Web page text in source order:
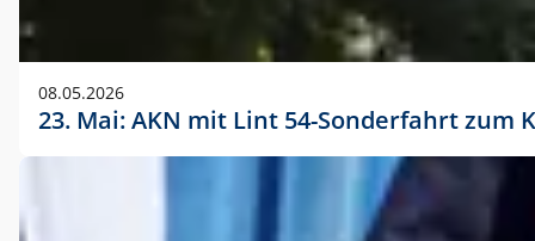
08.05.2026
23. Mai: AKN mit Lint 54-Sonderfahrt